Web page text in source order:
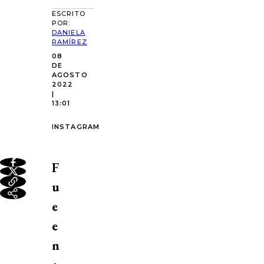
ESCRITO
POR:
DANIELA
RAMÍREZ
08
DE
AGOSTO
2022
|
13:01
INSTAGRAM
F
u
e
e
n